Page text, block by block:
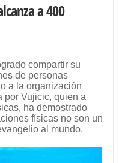
a 400
compartir su
de personas
a la organización
por Vujicic, quien a
ha demostrado
físicas no son un
al mundo.